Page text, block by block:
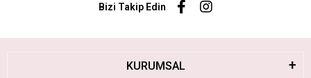
Bizi Takip Edin
KURUMSAL